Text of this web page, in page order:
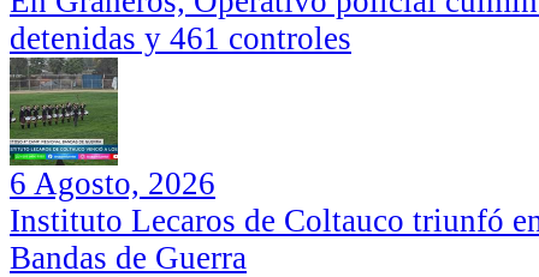
detenidas y 461 controles
6 Agosto, 2026
Instituto Lecaros de Coltauco triunfó
Bandas de Guerra